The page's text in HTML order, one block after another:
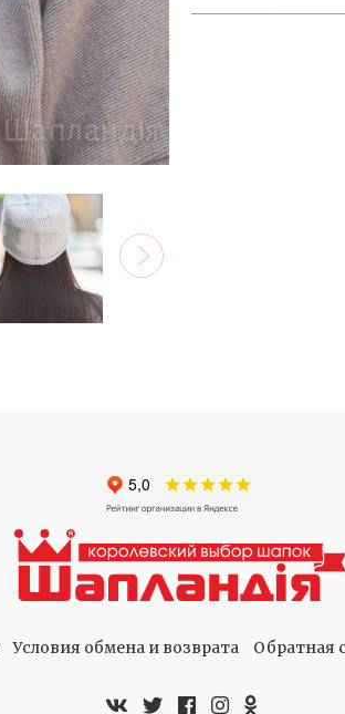
Условия обмена и возврата Обратная